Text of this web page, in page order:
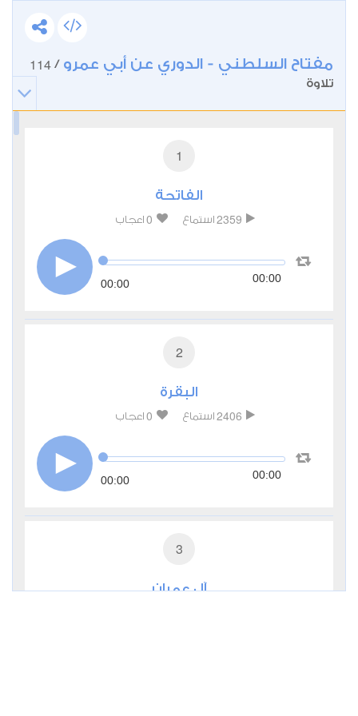
مفتاح السلطني - الدوري عن أبي عمرو /
114
تلاوة
1
الفاتحة
2359 استماع 0 اعجاب
00:00 00:00
2
البقرة
2406 استماع 0 اعجاب
00:00 00:00
3
آل عمران